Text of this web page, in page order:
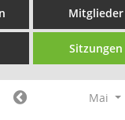
Mitglieder
Sitzungen
Mai